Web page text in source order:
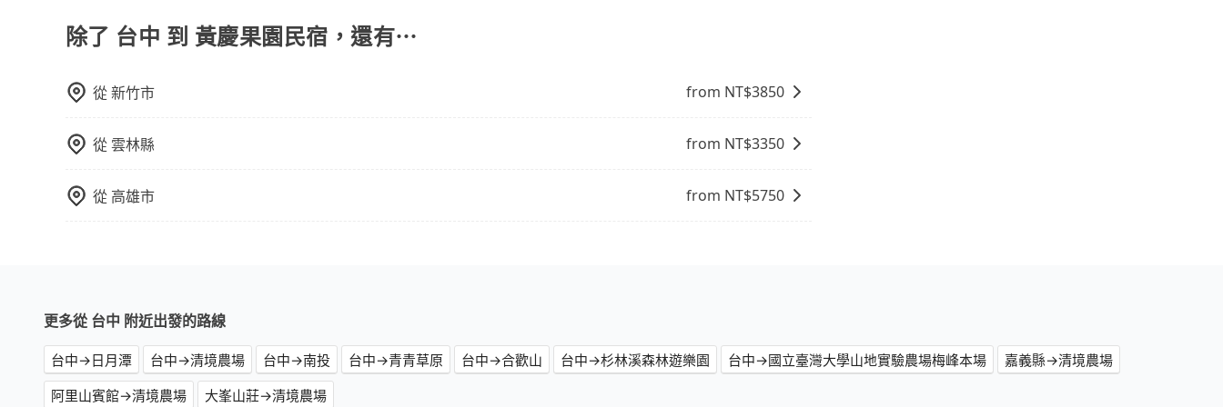
點間來回穿梭的客戶，例如市區觀光、商務差旅等。 點到點包車：點到點包車是按照里程和目的地來計費，客戶
可以預先告知出發地點A到目的地B，會根據路線和里程來計算費用。這種服務通常適用於單程或從一個城市到另
除了 台中 到 黃慶果園民宿，還有⋯
從新竹市 from NT$3850
從雲林縣 from NT$3350
從 高雄市 from NT$5750
更多從 台中 附近出發的路線
台中→日月潭 台中→清境農場 台中→南投 台中→青青草原 台中→合歡山 台中→杉林溪森林遊樂園 台中→國立臺灣大學山地實驗農場梅峰本場
嘉義縣→清境農場
阿里山賓館→清境農場
大峯山莊→清境農場